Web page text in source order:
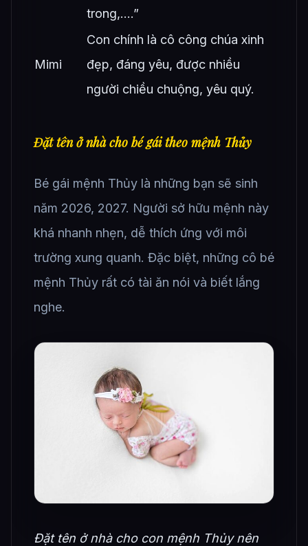
trong,….”
Mimi
Con chính là cô công chúa xinh
đẹp, đáng yêu, được nhiều
người chiều chuộng, yêu quý.
Đặt tên ở nhà cho bé gái theo mệnh Thủy
Bé gái mệnh Thủy là những bạn sẽ sinh
năm 2026, 2027. Người sở hữu mệnh này
khá nhanh nhẹn, dễ thích ứng với môi
trường xung quanh. Đặc biệt, những cô bé
mệnh Thủy rất có tài ăn nói và biết lắng
nghe.
Đặt tên ở nhà cho con mệnh Thủy nên